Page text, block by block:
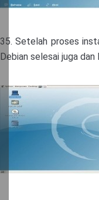
35. Setelah proses
Debian selesai juga dan